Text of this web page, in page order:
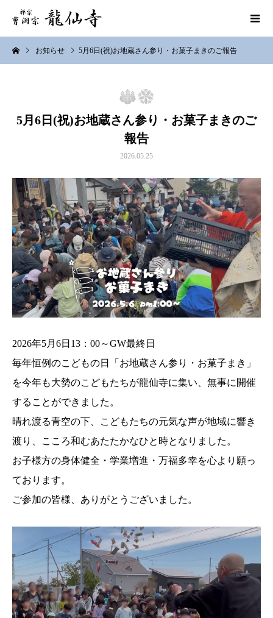
お知らせ 5月6日(祝)お地蔵さん参り・お菓子まきのご報告
5月6日(祝)お地蔵さん参り・お菓子まきのご
報告
2026.05.25
2026年5月6日13：00～GW最終日
毎年恒例のこどもの日「お地蔵さん参り・お菓子まき」
を今年も大勢のこどもたちが龍仙寺に集い、無事に開催
することができました。
晴れ渡る青空の下、こどもたちの元気な声が地域に響き
渡り、こころ和むあたたかなひと時となりました。
お子様方の身体健全・学業増進・万福多幸を心より願っ
ております。
ご参加の皆様、ありがとうございました。